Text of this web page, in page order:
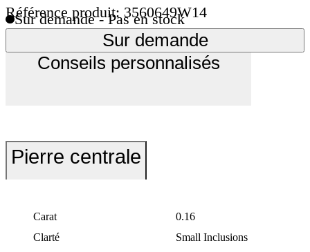
Référence produit: 3560649W14
Sur demande - Pas en stock
Sur demande
Conseils personnalisés
Pierre centrale
Carat
0.16
Clarté
Small Inclusions